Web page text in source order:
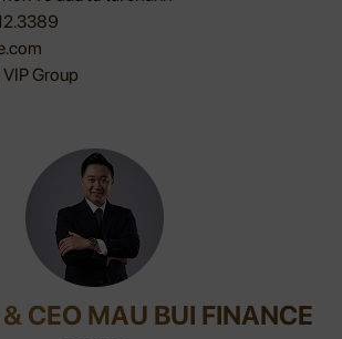
Group
CEO MAU BUI FINANCE